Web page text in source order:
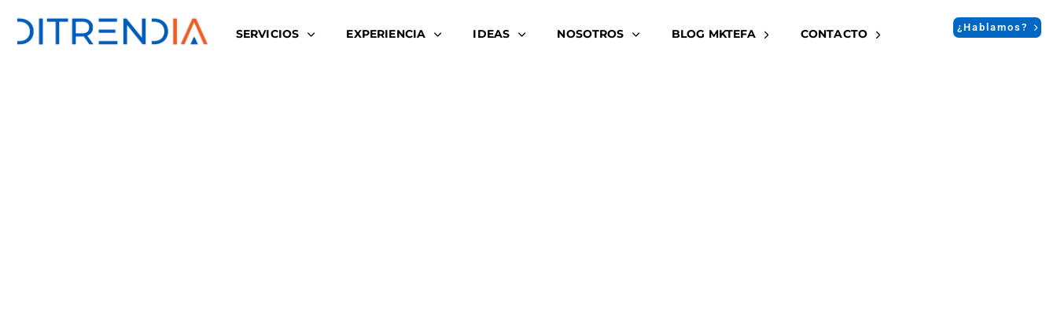
SERVICIOS EXPERIENCIA IDEAS NOSOTROS BLOG MKTEFA CONTACTO ¿Hablamos?